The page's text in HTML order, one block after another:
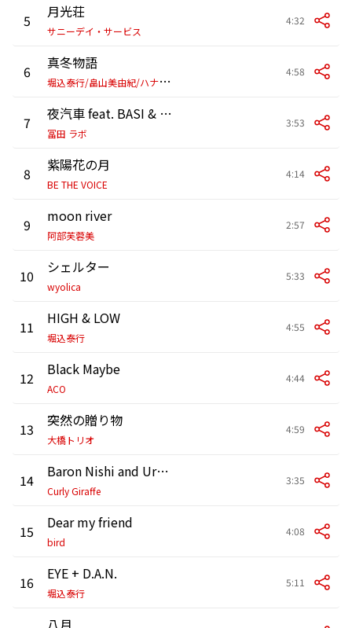
5 月光荘
サニーデイ・サービス
4:32
6
真冬物語
堀
込泰行/畠山美由紀/ハナレグミ
4:58
7 夜汽車 feat. BASI & kojikoji
冨田 ラボ
3:53
8 紫陽花の月
BE THE VOICE
4:14
9 moon river
阿部芙蓉美
2:57
10 シェルター
wyolica
5:33
11 HIGH & LOW
堀込泰行
4:55
12 Black Maybe
ACO
4:44
13 突然の贈り物
大橋トリオ
4:59
14 Baron Nishi and Uranus
Curly Giraffe
3:35
15 Dear my friend
bird
4:08
16 EYE + D.A.N.
堀込泰行
5:11
八月